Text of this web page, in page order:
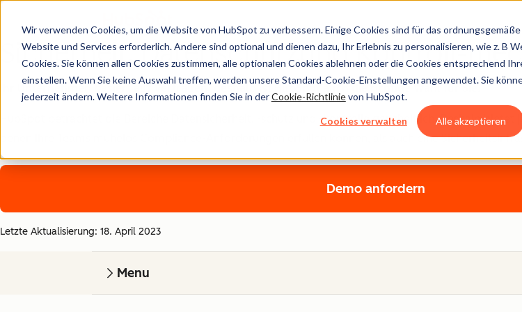
Wir verwenden Cookies, um die Website von HubSpot zu verbessern. Einige Cookies sind für das
Website und Services erforderlich. Andere sind optional und dienen dazu, Ihr Erlebnis zu personalisieren, wie z. B
Cookies. Sie können allen Cookies zustimmen, alle optionalen Cookies ablehnen oder die Cookies entsprechend
einstellen. Wenn Sie keine Auswahl treffen, werden unsere Standard-Cookie-Einstellungen angewendet. Sie
jederzeit ändern. Weitere Informationen finden Sie in derCookie-Richtlinievon HubSpot.
Cookies verwalten Alle akzeptieren
Sicherheit, Datenschutzund Kontroll-
Ihr Unternehmen basiert auf Vertrauen, deshalb ist HubSpot auch die richtige Wahl für Sie.
HubSpot betrachtet die Bereiche Datensicherheit, -schutz und -kontrolle ganzheitlich. Deshalb bietet
denen Ihre Teams mühelos Compliance-Anforderungen erfüllen können, als auch eine
Demo anfordern
Letzte Aktualisierung: 18. April 2023
Menu